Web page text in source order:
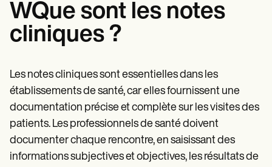
Comparaison
Guides des applications
Modèles
Modèle Superbill
Modèle de note SOAP
Modèle de plan de traitement
Informed Consent Form
Social Work Treatment Plans
DAR Note Template
Patient Visit Summary Template
Help Center
WQue sont les notes
cliniques ?
Les notes cliniques sont essentielles dans les
établissements de santé, car elles fournissent une
documentation précise et complète sur les visites des
patients. Les professionnels de santé doivent
documenter chaque rencontre, en saisissant des
informations subjectives et objectives, les résultats de